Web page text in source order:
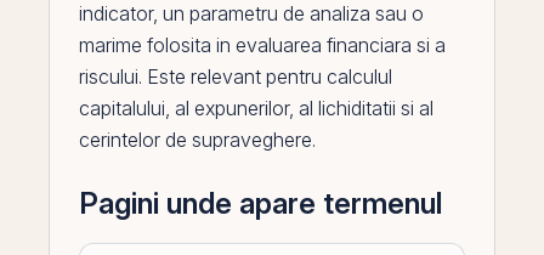
indicator, un parametru de analiza sau o
marime folosita in evaluarea financiara si a
riscului. Este relevant pentru calculul
capitalului, al expunerilor, al lichiditatii si al
cerintelor de supraveghere.
Pagini unde apare termenul